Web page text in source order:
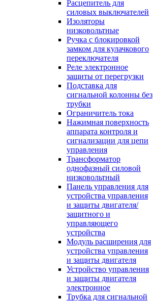
Расцепитель для
силовых выключателей
Изоляторы
низковольтные
Ручка с блокировкой
замком для кулачкового
переключателя
Реле электронное
защиты от перегрузки
Подставка для
сигнальной колонны без
трубки
Ограничитель тока
Нажимная поверхность
аппарата контроля и
сигнализации для цепи
управления
Трансформатор
однофазный силовой
низковольтный
Панель управления для
устройства управления
и защиты двигателя/
защитного и
управляющего
устройства
Модуль расширения для
устройства управления
и защиты двигателя
Устройство управления
и защиты двигателя
электронное
Трубка для сигнальной